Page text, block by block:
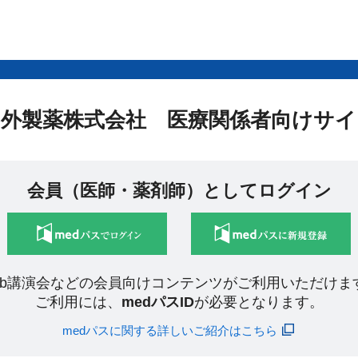
製薬株式会社 医療関係者向けサ
会員（医師・薬剤師）としてログイン
講演会などの会員向けコンテンツがご利用いただけま
ご利用には、 medパスIDが必要となります。
medパスに関する詳しいご紹介はこちら